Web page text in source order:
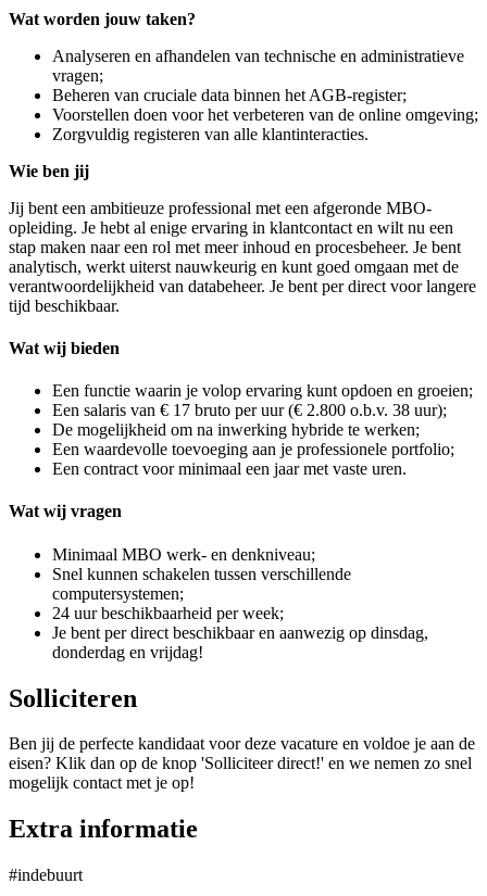
Wat worden jouw taken?
Analyseren en afhandelen van technische en administratieve
vragen;
Beheren van cruciale data binnen het AGB-register;
Voorstellen doen voor het verbeteren van de online omgeving;
Zorgvuldig registeren van alle klantinteracties.
Wie ben jij
Jij bent een ambitieuze professional met een afgeronde MBO-
opleiding. Je hebt al enige ervaring in klantcontact en wilt nu een
stap maken naar een rol met meer inhoud en procesbeheer. Je bent
analytisch, werkt uiterst nauwkeurig en kunt goed omgaan met de
verantwoordelijkheid van databeheer. Je bent per direct voor langere
tijd beschikbaar.
Wat wij bieden
Een functie waarin je volop ervaring kunt opdoen en groeien;
Een salaris van € 17 bruto per uur (€ 2.800 o.b.v. 38 uur);
De mogelijkheid om na inwerking hybride te werken;
Een waardevolle toevoeging aan je professionele portfolio;
Een contract voor minimaal een jaar met vaste uren.
Wat wij vragen
Minimaal MBO werk- en denkniveau;
Snel kunnen schakelen tussen verschillende
computersystemen;
24 uur beschikbaarheid per week;
Je bent per direct beschikbaar en aanwezig op dinsdag,
donderdag en vrijdag!
Solliciteren
Ben jij de perfecte kandidaat voor deze vacature en voldoe je aan de
eisen? Klik dan op de knop 'Solliciteer direct!' en we nemen zo snel
mogelijk contact met je op!
Extra informatie
#indebuurt